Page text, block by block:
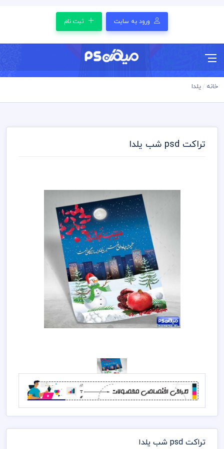
ورود به سایت ثبت نام
خانه یلدا
تراکت psd شب یلدا
تراکت psd شب یلدا